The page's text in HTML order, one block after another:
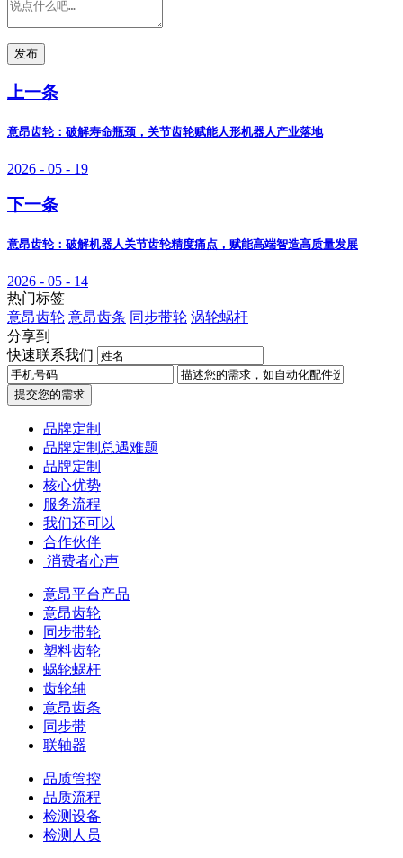
发布
上一条
意昂齿轮：破解寿命瓶颈，关节齿轮赋能人形机器人产业落地
2026 - 05 - 19
下一条
意昂齿轮：破解机器人关节齿轮精度痛点，赋能高端智造高质量发展
2026 - 05 - 14
热门标签
意昂齿轮 意昂齿条 同步带轮 涡轮蜗杆
分享到
快速联系我们
提交您的需求
品牌定制
品牌定制总遇难题
品牌定制
核心优势
服务流程
我们还可以
合作伙伴
​ 消费者心声
意昂平台产品
意昂齿轮
同步带轮
塑料齿轮
蜗轮蜗杆
齿轮轴
意昂齿条
同步带
联轴器
品质管控
品质流程
检测设备
检测人员